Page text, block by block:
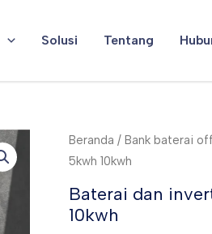
Solusi Tentang
Beranda / Bank baterai
5kwh 10kwh
Baterai dan
10kwh